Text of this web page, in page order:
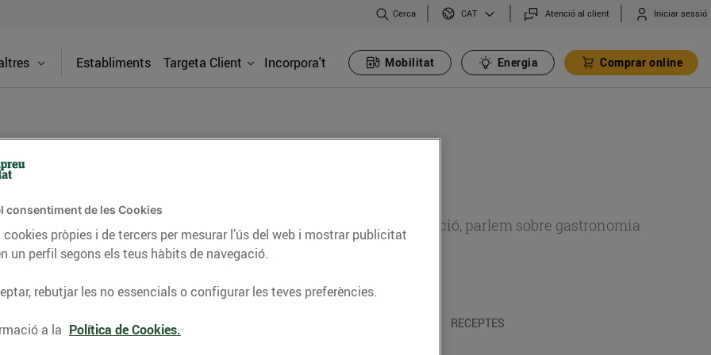
Cerca CAT Atenció al client Iniciar sessió
Establiments Targeta Client Incorpora't Mobilitat Energia Comprar online
consells nutricionals, informació d’actualitat sobre alimentació, parlem sobre gastronomia
del nostre territori i molts altres temes.
CONSELLS I HÀBITS SALUDABLES RECEPTES
consentiment de les Cookies
pròpies i de tercers per mesurar l’ús del web i mostrar publicitat
un perfil segons els teus hàbits de navegació.
rebutjar les no essencials o configurar les teves preferències.
a la Política de Cookies.